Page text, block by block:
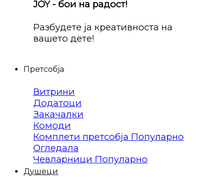
JOY - бои на радост!
Разбудете ја креативноста на
вашето дете!
Претсобја
Витрини
Додатоци
Закачалки
Комоди
Комплети претсобја
Огледала
Чевларници
Душеци